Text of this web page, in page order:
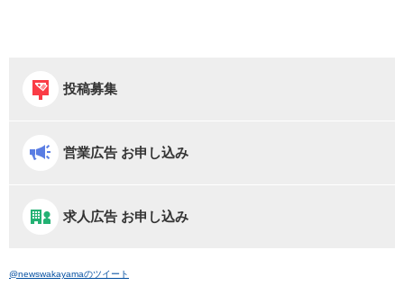
投稿募集
営業広告 お申し込み
求人広告 お申し込み
@newswakayamaのツイート